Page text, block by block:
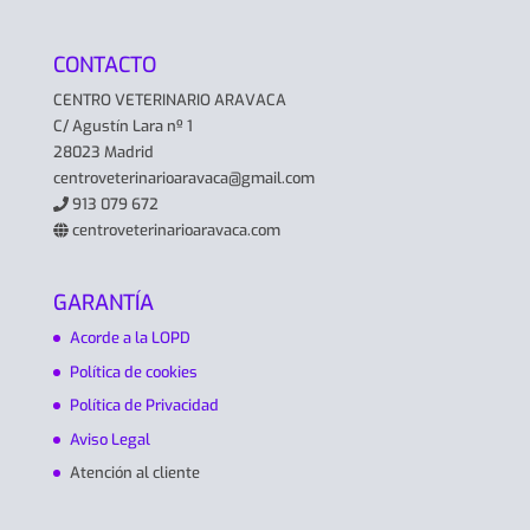
CONTACTO
CENTRO VETERINARIO ARAVACA
C/ Agustín Lara nº 1
28023 Madrid
centroveterinarioaravaca@gmail.com
913 079 672
centroveterinarioaravaca.com
GARANTÍA
Acorde a la LOPD
Política de cookies
Política de Privacidad
Aviso Legal
Atención al cliente